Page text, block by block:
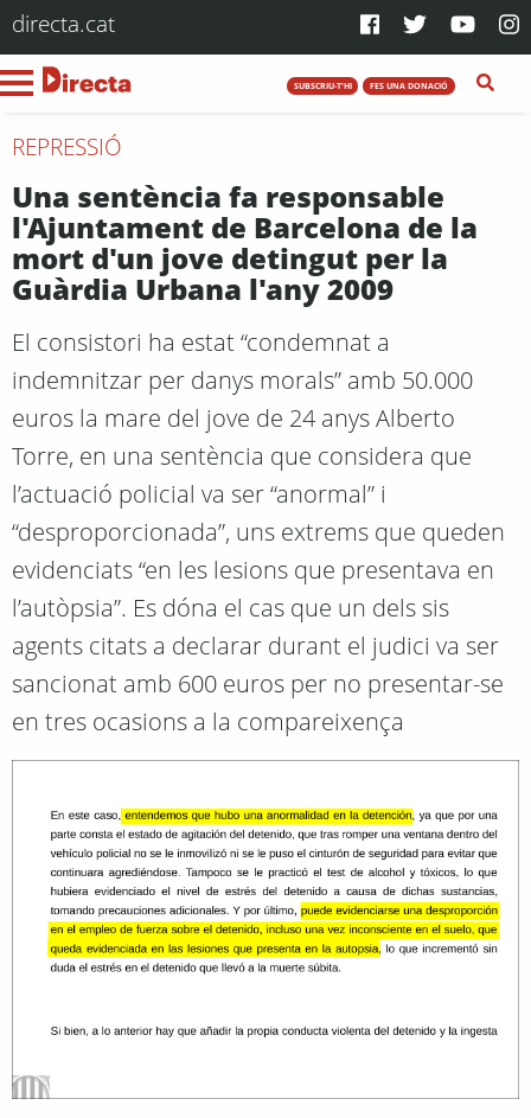
directa.cat
SUBSCRIU-T'HI FES UNA DONACIÓ
REPRESSIÓ
Una sentència fa responsable
l'Ajuntament de Barcelona de la
mort d'un jove detingut per la
Guàrdia Urbana l'any 2009
El consistori ha estat “condemnat a
indemnitzar per danys morals” amb 50.000
euros la mare del jove de 24 anys Alberto
Torre, en una sentència que considera que
l’actuació policial va ser “anormal” i
“desproporcionada”, uns extrems que queden
evidenciats “en les lesions que presentava en
l’autòpsia”. Es dóna el cas que un dels sis
agents citats a declarar durant el judici va ser
sancionat amb 600 euros per no presentar-se
en tres ocasions a la compareixença